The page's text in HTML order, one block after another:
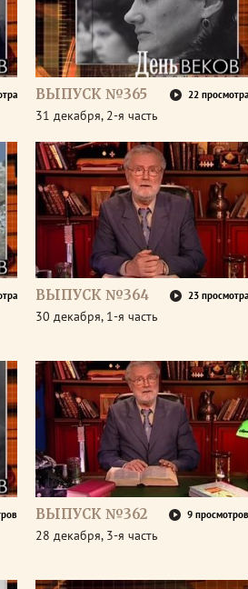
ВЫПУСК №365 22 просмотра
31 декабря, 2-я часть
ВЫПУСК №364 23 просмотра
30 декабря, 1-я часть
ВЫПУСК №362 9 просмотров
28 декабря, 3-я часть